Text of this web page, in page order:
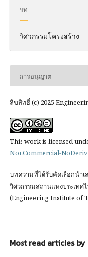
บท
วิศวกรรมโครงสร้าง
การอนุญาต
ลิขสิทธิ์ (c) 2025
This work is licensed
NonCommercial-
บทความที่ได้รับคัดเลือกนำ
วิศวกรรมสถานแห่งประเทศ
(Engineering Institute of
Most read articles